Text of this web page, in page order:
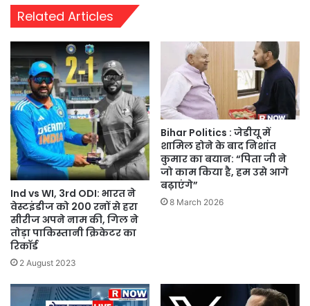
Related Articles
Ind vs WI, 3rd ODI: भारत ने
वेस्टइंडीज को 200 रनों से हरा
सीरीज अपने नाम की, गिल ने
तोड़ा पाकिस्तानी क्रिकेटर का
रिकॉर्ड
2 August 2023
Bihar Politics : जेडीयू में
शामिल होने के बाद निशांत
कुमार का बयान: “पिता जी ने
जो काम किया है, हम उसे आगे
बढ़ाएंगे”
8 March 2026